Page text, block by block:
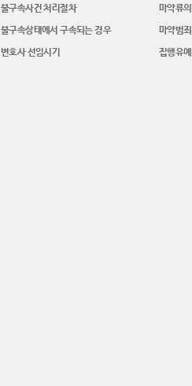
불구속사건 처리절차
불구속상태에서 구속되는 경우
변호사 선임시기
마약류
마약범
집행유